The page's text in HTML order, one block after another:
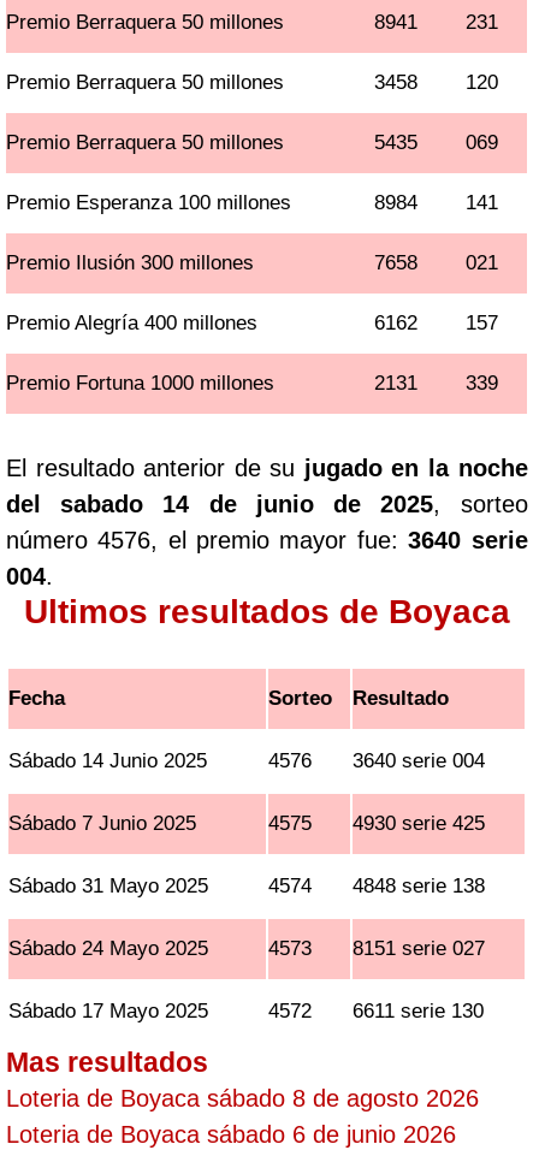
Premio Berraquera 50 millones 8941 231
Premio Berraquera 50 millones 3458 120
Premio Berraquera 50 millones 5435 069
Premio Esperanza 100 millones 8984 141
Premio Ilusión 300 millones 7658 021
Premio Alegría 400 millones 6162 157
Premio Fortuna 1000 millones 2131 339
El resultado anterior de su jugado en la noche
del sabado 14 de junio de 2025, sorteo
número 4576, el premio mayor fue:3640 serie
004.
Ultimos resultados de Boyaca
Fecha Sorteo Resultado
Sábado 14 Junio 2025 4576 3640 serie 004
Sábado 7 Junio 2025 4575 4930 serie 425
Sábado 31 Mayo 2025 4574 4848 serie 138
Sábado 24 Mayo 2025 4573 8151 serie 027
Sábado 17 Mayo 2025 4572 6611 serie 130
Mas resultados
Loteria de Boyaca sábado 8 de agosto 2026
Loteria de Boyaca sábado 6 de junio 2026